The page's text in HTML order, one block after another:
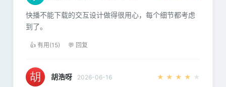
快播不能下载的交互设计做得很用心，每个细节都考虑
到了。
👍 有用(15) 💬 回复
胡浩呀 2026-06-16 ★ ★ ★ ★ ★